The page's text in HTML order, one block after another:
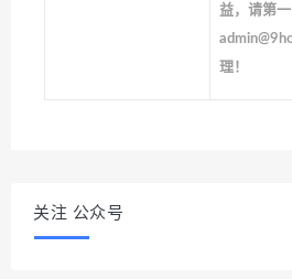
益，请第
理！
关注 公众号